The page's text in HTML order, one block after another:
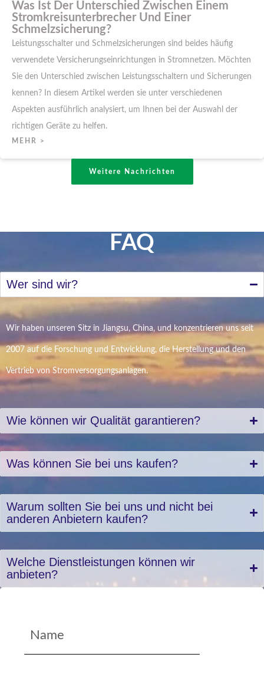
Was Ist Der Unterschied Zwischen Einem
Stromkreisunterbrecher Und Einer
Schmelzsicherung?
Leistungsschalter und Schmelzsicherungen sind beides häufig
verwendete Versicherungseinrichtungen in Stromnetzen. Möchten
Sie den Unterschied zwischen Leistungsschaltern und Sicherungen
kennen? In diesem Artikel werden sie unter verschiedenen
Aspekten ausführlich analysiert, um Ihnen bei der Auswahl der
richtigen Geräte zu helfen.
MEHR >
Weitere Nachrichten
FAQ
Wer sind wir?
Wir haben unseren Sitz in Jiangsu, China, und konzentrieren uns seit
2007 auf die Forschung und Entwicklung, die Herstellung und den
Vertrieb von Stromversorgungsanlagen.
Wie können wir Qualität garantieren?
Was können Sie bei uns kaufen?
Warum sollten Sie bei uns und nicht bei
anderen Anbietern kaufen?
Welche Dienstleistungen können wir
anbieten?